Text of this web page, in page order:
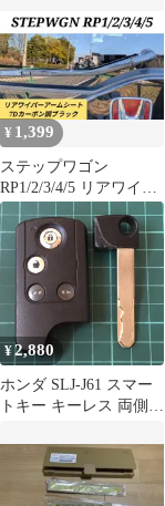
¥ 1,399
ステップワゴン
RP1/2/3/4/5 リアワイパ
ーアーム 7Dカーボン調
ブラック
¥2,880
ホンダ SLJ-J61 スマー
トキー キーレス 両側
ン